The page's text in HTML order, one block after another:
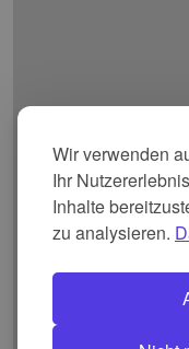
Wir verwenden
Ihr
Inhalte
zu analysieren.